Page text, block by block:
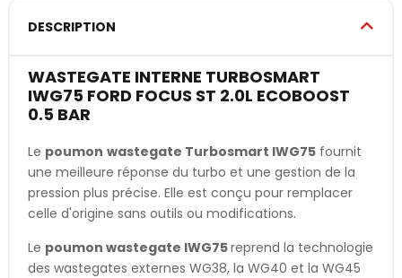
DESCRIPTION
WASTEGATE INTERNE TURBOSMART
IWG75 FORD FOCUS ST 2.0L ECOBOOST
0.5 BAR
Le poumon wastegate Turbosmart IWG75 fournit
une meilleure réponse du turbo et une gestion de la
pression plus précise. Elle est conçu pour remplacer
celle d'origine sans outils ou modifications.
Le poumon wastegate IWG75reprend la technologie
des wastegates externes WG38, la WG40 et la WG45